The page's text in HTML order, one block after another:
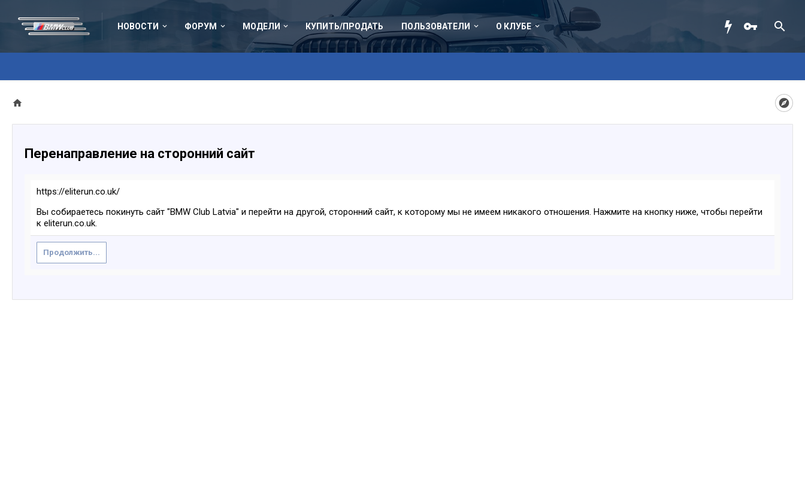
НОВОСТИ ФОРУМ МОДЕЛИ КУПИТЬ/ПРОДАТЬ ПОЛЬЗОВАТЕЛИ О КЛУБЕ
Перенаправление на сторонний сайт
https://eliterun.co.uk/
Вы собираетесь покинуть сайт "BMW Club Latvia" и перейти на другой, сторонний сайт, к которому мы не имеем никакого отношения. Нажмите на кнопку ниже, чтобы перейти
к eliterun.co.uk.
Продолжить...